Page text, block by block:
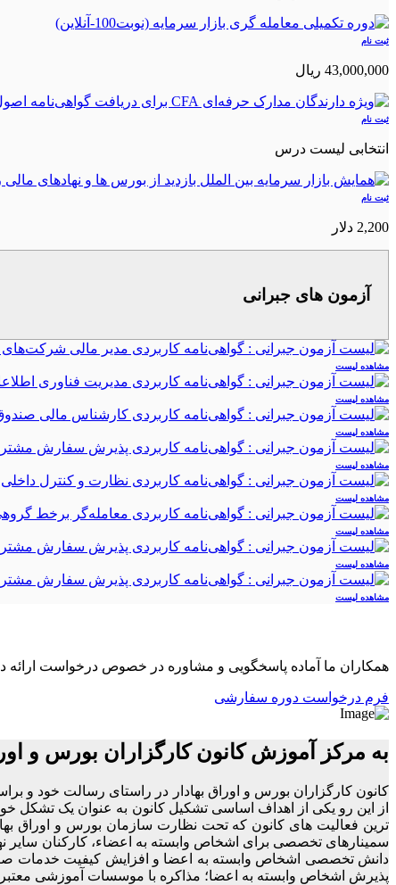
ثبت نام
43,000,000 ريال
ثبت نام
انتخابی لیست درس
ثبت نام
2,200 دلار
آزمون های جبرانی
مشاهده لیست
مشاهده لیست
مشاهده لیست
مشاهده لیست
مشاهده لیست
مشاهده لیست
مشاهده لیست
مشاهده لیست
همکاران ما آماده پاسخگویی و مشاوره در خصوص درخواست
فرم درخواست دوره سفارشی
به مرکز آموزش کانون کارگزاران بورس و
از این رو یکی از اهداف اساسی تشکیل کانون به عنوان یک تشکل
­ترین فعالیت ­های کانون که تحت نظارت سازمان بورس و اوراق
سمینارهای تخصصی برای اشخاص وابسته به اعضاء، کارکنان سایر
دانش تخصصی اشخاص وابسته به اعضا و افزایش کیفیت خدمات صنعت
پذیرش اشخاص وابسته به اعضا؛ مذاکره با موسسات آموزشی